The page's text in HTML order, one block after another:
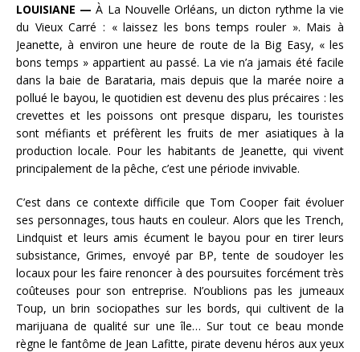
LOUISIANE — À La Nouvelle Orléans, un dicton rythme la vie
du Vieux Carré : « laissez les bons temps rouler ». Mais à
Jeanette, à environ une heure de route de la Big Easy, « les
bons temps » appartient au passé. La vie n’a jamais été facile
dans la baie de Barataria, mais depuis que la marée noire a
pollué le bayou, le quotidien est devenu des plus précaires : les
crevettes et les poissons ont presque disparu, les touristes
sont méfiants et préfèrent les fruits de mer asiatiques à la
production locale. Pour les habitants de Jeanette, qui vivent
principalement de la pêche, c’est une période invivable.
C’est dans ce contexte difficile que Tom Cooper fait évoluer
ses personnages, tous hauts en couleur. Alors que les Trench,
Lindquist et leurs amis écument le bayou pour en tirer leurs
subsistance, Grimes, envoyé par BP, tente de soudoyer les
locaux pour les faire renoncer à des poursuites forcément très
coûteuses pour son entreprise. N’oublions pas les jumeaux
Toup, un brin sociopathes sur les bords, qui cultivent de la
marijuana de qualité sur une île… Sur tout ce beau monde
règne le fantôme de Jean Lafitte, pirate devenu héros aux yeux